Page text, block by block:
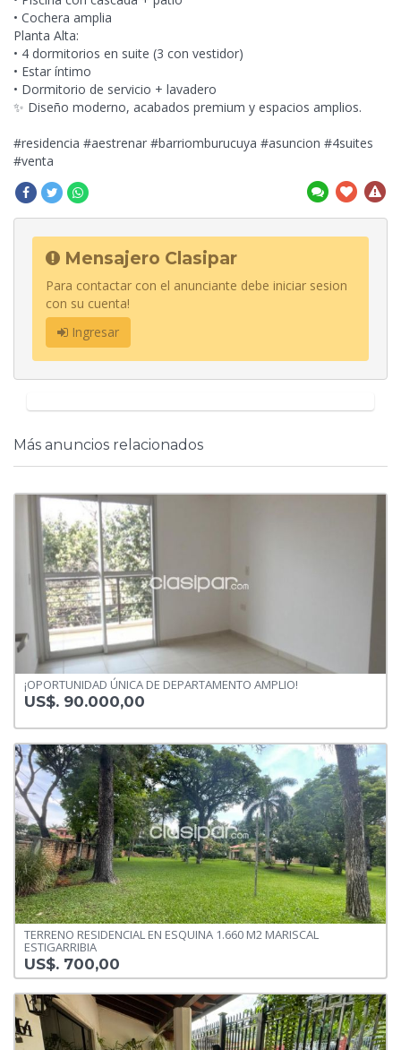
• Cochera amplia
Planta Alta:
• 4 dormitorios en suite (3 con vestidor)
• Estar íntimo
• Dormitorio de servicio + lavadero
✨ Diseño moderno, acabados premium y espacios amplios.
#residencia #aestrenar #barriomburucuya #asuncion #4suites
#venta
Mensajero Clasipar
Para contactar con el anunciante debe iniciar sesion
con su cuenta!
Ingresar
Más anuncios relacionados
¡OPORTUNIDAD ÚNICA DE DEPARTAMENTO AMPLIO!
US$. 90.000,00
TERRENO RESIDENCIAL EN ESQUINA 1.660 M2 MARISCAL
ESTIGARRIBIA
US$. 700,00